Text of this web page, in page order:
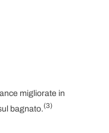
migliorate in
bagnato.(3)